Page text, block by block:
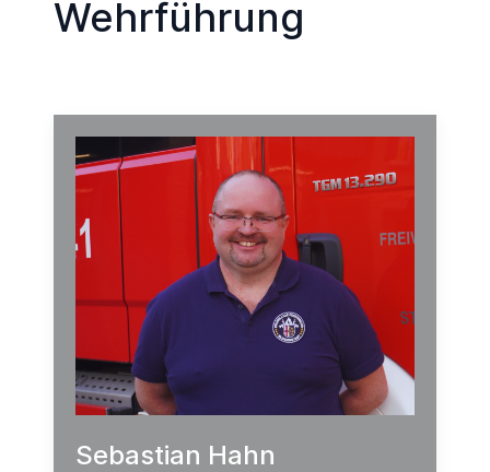
Wehrführung
Sebastian Hahn